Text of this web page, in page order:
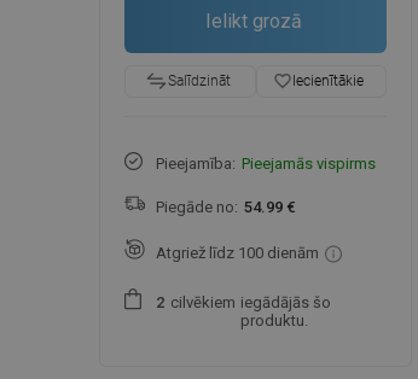
Ielikt grozā
Salīdzināt favorite_borderIecienītākie
Pieejamība: Pieejamās vispirms
Piegāde no: 54.99 €
Atgriež līdz 100 dienām
2 cilvēkiem iegādājās šo
produktu.